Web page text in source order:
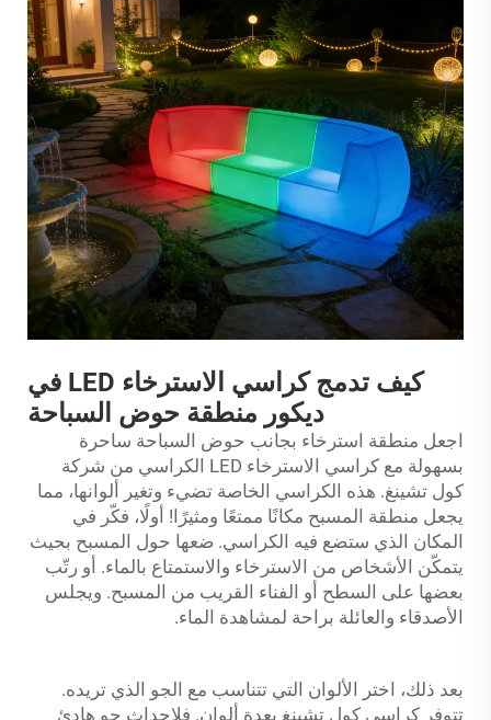
كيف تدمج كراسي الاسترخاء LED في
ديكور منطقة حوض السباحة
اجعل منطقة استرخاء بجانب حوض السباحة ساحرة
بسهولة مع كراسي الاسترخاء LED
الكراسي من شركة
كول تشينغ. هذه الكراسي الخاصة تضيء وتغير ألوانها، مما
يجعل منطقة المسبح مكانًا ممتعًا ومثيرًا! أولًا، فكّر في
المكان الذي ستضع فيه الكراسي. ضعها حول المسبح بحيث
يتمكّن الأشخاص من الاسترخاء والاستمتاع بالماء. أو رتّب
بعضها على السطح أو الفناء القريب من المسبح. ويجلس
الأصدقاء والعائلة براحة لمشاهدة الماء.
بعد ذلك، اختر الألوان التي تتناسب مع الجو الذي تريده.
تتوفر كراسي كول تشينغ بعدة ألوان. فلإحداث جو هادئ